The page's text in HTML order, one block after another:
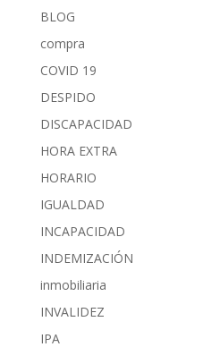
BLOG
compra
COVID 19
DESPIDO
DISCAPACIDAD
HORA EXTRA
HORARIO
IGUALDAD
INCAPACIDAD
INDEMIZACIÓN
inmobiliaria
INVALIDEZ
IPA